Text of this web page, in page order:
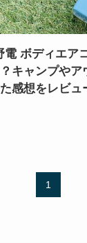
電 ボディエア
キャンプや
感想をレビュ
1